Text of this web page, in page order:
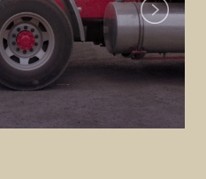
Next